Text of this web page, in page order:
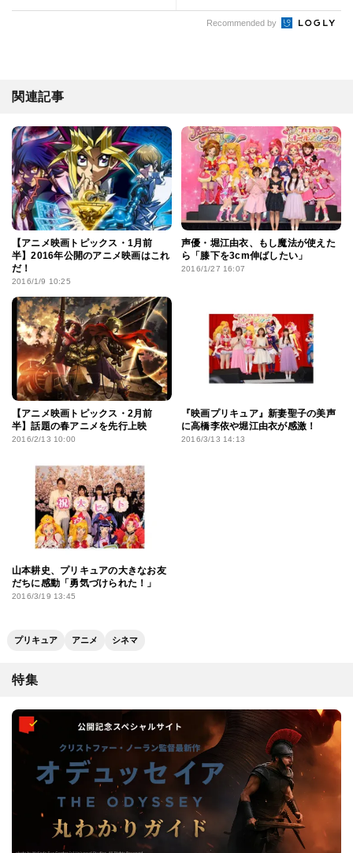
Recommended by
関連記事
【アニメ映画トピックス・1月前
半】2016年公開のアニメ映画はこれ
だ！
2016/1/9 10:25
声優・堀江由衣、もし魔法が使えた
ら「膝下を3cm伸ばしたい」
2016/1/27 16:07
【アニメ映画トピックス・2月前
半】話題の春アニメを先行上映
2016/2/13 10:00
『映画プリキュア』新妻聖子の美声
に高橋李依や堀江由衣が感激！
2016/3/13 14:13
山本耕史、プリキュアの大きなお友
だちに感動「勇気づけられた！」
2016/3/19 13:45
プリキュア アニメ シネマ
特集